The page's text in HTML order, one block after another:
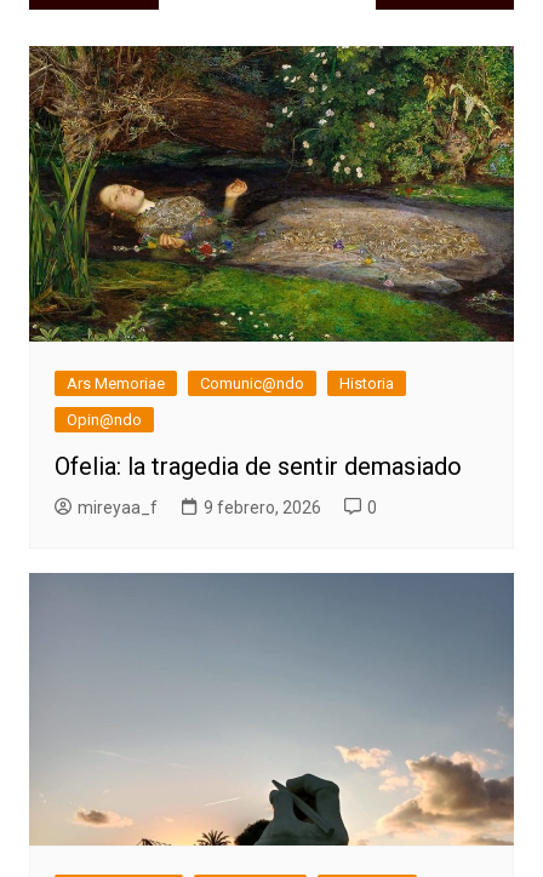
de
entradas
Ars Memoriae Comunic@ndo
Historia
Opin@ndo
Ofelia: la tragedia de sentir demasiado
mireyaa_f 9 febrero, 2026 0